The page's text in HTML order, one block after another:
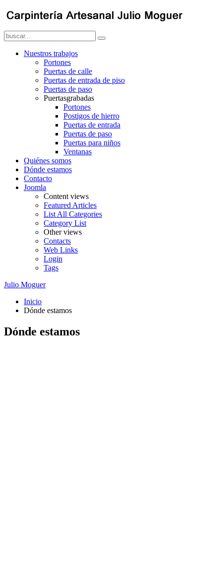
Nuestros trabajos
Portones
Puertas de calle
Puertas de entrada de piso
Puertas de paso
Puertasgrabadas
Portones
Postigos de hierro
Puertas de entrada
Puertas de paso
Puertas para niños
Ventanas
Quiénes somos
Dónde estamos
Contacto
Joomla
Content views
Featured Articles
List All Categories
Category List
Other views
Contacts
Web Links
Login
Tags
Julio Moguer
Inicio
Dónde estamos
Dónde estamos